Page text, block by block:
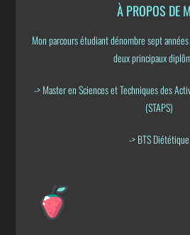
À PROPOS DE
Mon parcours étudiant dénombre sept
deux principaux
-> Master en Sciences et Techniques des
(STAPS)
-> BTS Diététique